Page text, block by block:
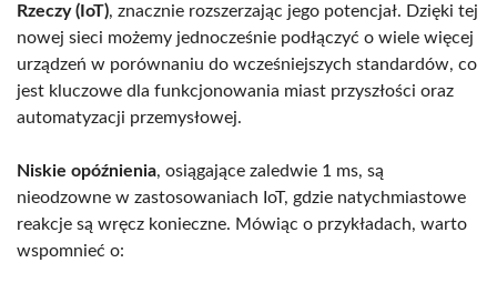
Rzeczy (IoT), znacznie rozszerzając jego potencjał. Dzięki tej
nowej sieci możemy jednocześnie podłączyć o wiele więcej
urządzeń w porównaniu do wcześniejszych standardów, co
jest kluczowe dla funkcjonowania miast przyszłości oraz
automatyzacji przemysłowej.
Niskie opóźnienia, osiągające zaledwie 1 ms, są
nieodzowne w zastosowaniach IoT, gdzie natychmiastowe
reakcje są wręcz konieczne. Mówiąc o przykładach, warto
wspomnieć o: